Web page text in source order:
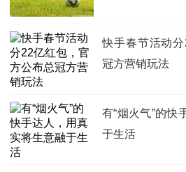
快手春节活动
冠方营销玩法
有“烟火气”的快
于生活